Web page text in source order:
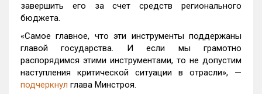
завершить его за счет средств регионального
бюджета.
«Самое главное, что эти инструменты поддержаны
главой государства. И если мы грамотно
распорядимся этими инструментами, то не допустим
наступления критической ситуации в отрасли», —
подчеркнул глава Минстроя.